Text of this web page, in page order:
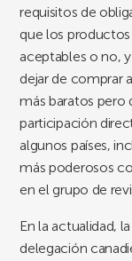
requisitos de
que los productos
aceptables o no,
dejar de comprar
más baratos pero
participación
algunos países,
más poderosos
en el grupo de
En la actualidad,
delegación